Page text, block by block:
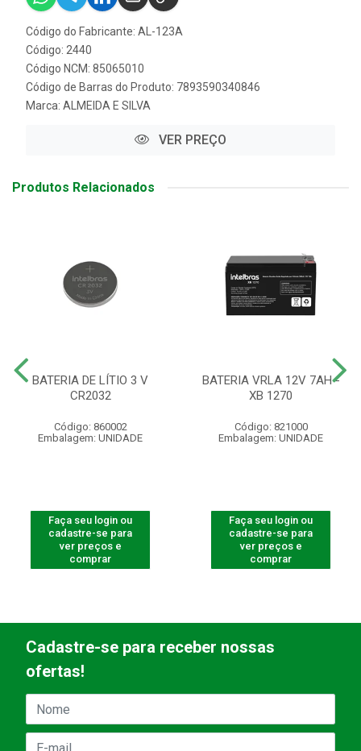
Código do Fabricante: AL-123A
Código: 2440
Código NCM: 85065010
Código de Barras do Produto: 7893590340846
Marca: ALMEIDA E SILVA
VER PREÇO
Produtos Relacionados
BATERIA DE LÍTIO 3 V
CR2032
Código: 860002
Embalagem: UNIDADE
Faça seu login ou
cadastre-se para
ver preços e
comprar
BATERIA VRLA 12V 7AH -
XB 1270
Código: 821000
Embalagem: UNIDADE
Faça seu login ou
cadastre-se para
ver preços e
comprar
Cadastre-se para receber nossas
ofertas!